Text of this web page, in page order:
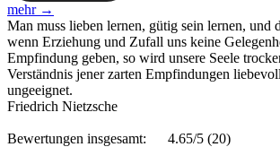
mehr →
Man muss lieben lernen, gütig sein lernen, und
wenn Erziehung und Zufall uns keine
Empfindung geben, so wird unsere Seele
Verständnis jener zarten Empfindungen
ungeeignet.
Friedrich Nietzsche
Bewertungen insgesamt: 4.65/5 (20)